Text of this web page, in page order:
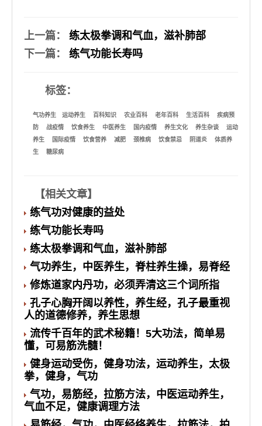
上一篇 ： 练太极拳调和气血，滋补肺部
下一篇 ： 练气功能长寿吗
标签：
气功养生 运动养生 百科知识 农业百科 老年百科 生活百科
疾病预
防
战疫情 饮食养生 中医养生 国内疫情 养生文化 养生杂谈
运动
养生
国际疫情 饮食营养 减肥 颈椎病 饮食禁忌 阴道炎
体质养
生
糖尿病
【相关文章】
练气功对健康的益处
练气功能长寿吗
练太极拳调和气血，滋补肺部
气功养生，中医养生，脊柱养生操，易脊经
修炼道家内丹功，必须弄清这三个词所指
孔子心胸开阔以养性，养生经，孔子最重视
人的道德修养，养生思想
流传千百年的武术秘籍！5大功法，简单易
懂，可易筋洗髓！
健身运动受伤，健身功法，运动养生，太极
拳，健身，气功
气功，易筋经，拉筋方法，中医运动养生，
气血不足，健康调理方法